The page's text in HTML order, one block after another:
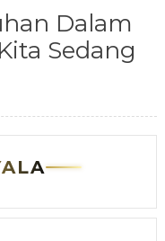
Dalam
Sedang